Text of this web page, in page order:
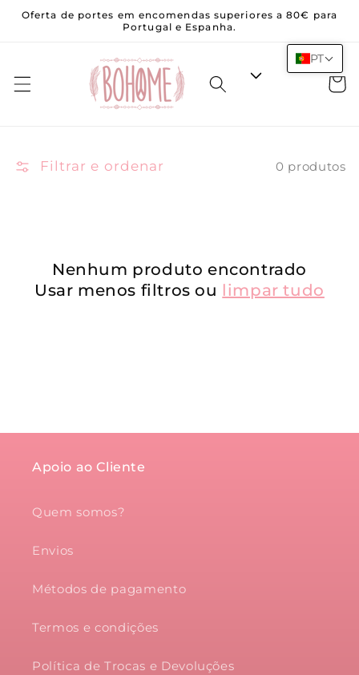
para o
Oferta de portes em encomendas superiores a 80€ para
Portugal e Espanha.
Filtrar e ordenar 0 produtos
Nenhum produto encontrado
Usar menos filtros ou limpar tudo
Apoio ao Cliente
Quem somos?
Envios
Métodos de pagamento
Termos e condições
Política de Trocas e Devoluções
PT